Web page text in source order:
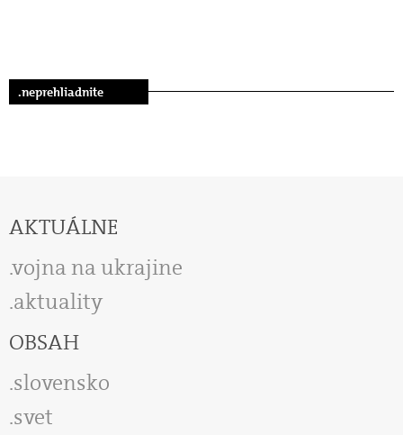
.neprehliadnite
AKTUÁLNE
vojna na ukrajine
aktuality
OBSAH
slovensko
svet